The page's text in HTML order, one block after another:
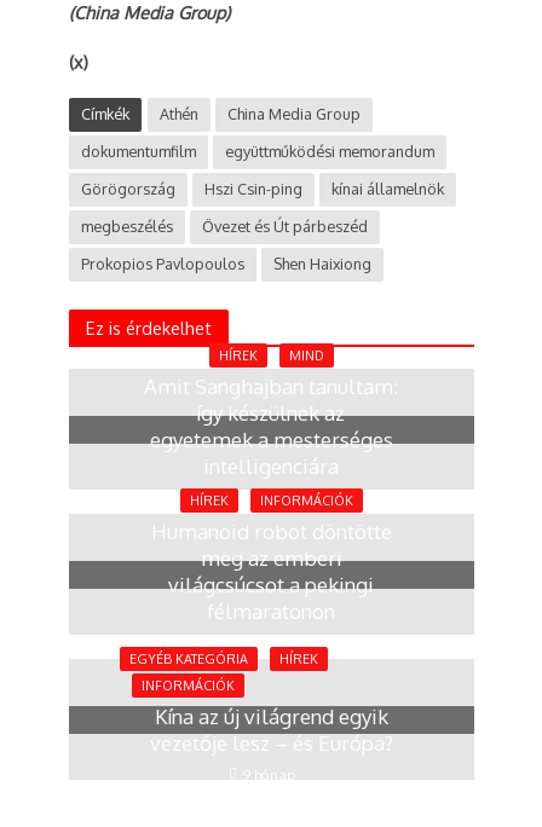
(China Media Group)
(x)
Címkék Athén
China Media Group
dokumentumfilm
együttműködési memorandum
Görögország
Hszi Csin-ping
kínai államelnök
megbeszélés
Övezet és Út párbeszéd
Prokopios Pavlopoulos
Shen Haixiong
Ez is érdekelhet
HÍREK MIND
Amit Sanghajban tanultam:
így készülnek az
egyetemek a mesterséges
intelligenciára
2 hónap
HÍREK INFORMÁCIÓK
Humanoid robot döntötte
meg az emberi
világcsúcsot a pekingi
félmaratonon
4 hónap
EGYÉB KATEGÓRIA
HÍREK
INFORMÁCIÓK
Kína az új világrend egyik
vezetője lesz – és Európa?
9 hónap